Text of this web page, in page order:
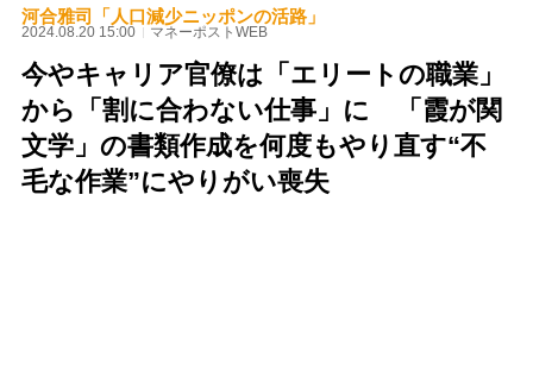
河合雅司「人口減少ニッポンの活路」
2024.08.20 15:00 マネーポストWEB
今やキャリア官僚は「エリートの職業」
から「割に合わない仕事」に 「霞が関
文学」の書類作成を何度もやり直す“不
毛な作業”にやりがい喪失